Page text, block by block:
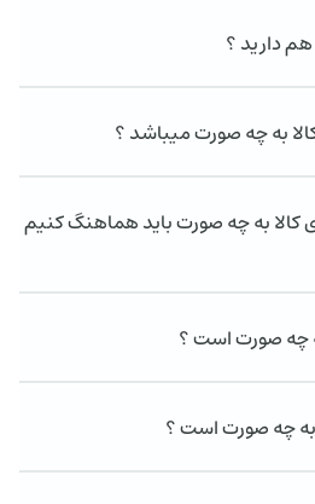
دارید ؟
به چه صورت میباشد ؟
کالا به چه صورت باید هماهنگ کنیم
چه صورت است ؟
به چه صورت است ؟